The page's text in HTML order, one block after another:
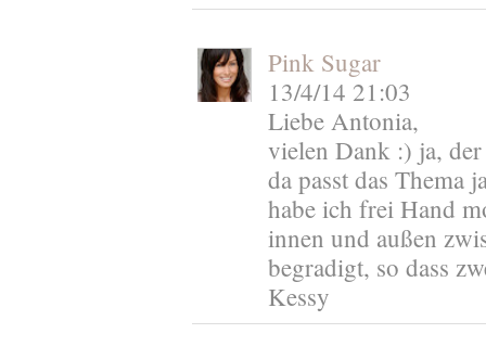
Pink Sugar
13/4/14 21:03
Liebe Antonia,
vielen Dank :) ja,
da passt das Thema
habe ich frei Hand
innen und außen
begradigt, so dass
Kessy